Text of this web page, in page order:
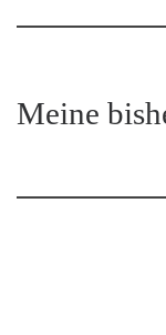
Meine